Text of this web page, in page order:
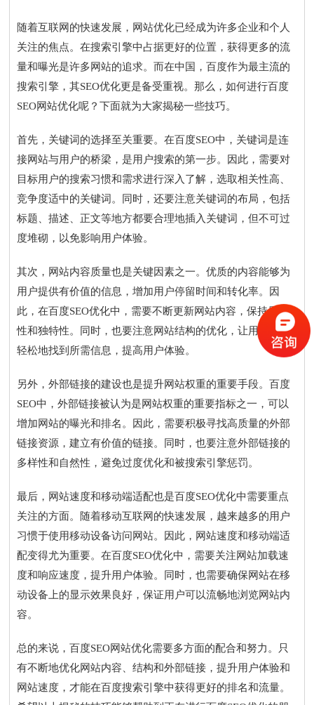
随着互联网的快速发展，网站优化已经成为许多企业和个人
关注的焦点。在搜索引擎中占据更好的位置，获得更多的流
量和曝光是许多网站的追求。而在中国，百度作为最主流的
搜索引擎，其SEO优化更是备受重视。那么，如何进行百度
SEO网站优化呢？下面就为大家揭秘一些技巧。
首先，关键词的选择至关重要。在百度SEO中，关键词是连
接网站与用户的桥梁，是用户搜索的第一步。因此，需要对
目标用户的搜索习惯和需求进行深入了解，选取相关性高、
竞争度适中的关键词。同时，还要注意关键词的布局，包括
标题、描述、正文等地方都要合理地插入关键词，但不可过
度堆砌，以免影响用户体验。
其次，网站内容质量也是关键因素之一。优质的内容能够为
用户提供有价值的信息，增加用户停留时间和转化率。因
此，在百度SEO优化中，需要不断更新网站内容，保持原创
性和独特性。同时，也要注意网站结构的优化，让用户能够
轻松地找到所需信息，提高用户体验。
另外，外部链接的建设也是提升网站权重的重要手段。百度
SEO中，外部链接被认为是网站权重的重要指标之一，可以
增加网站的曝光和排名。因此，需要积极寻找高质量的外部
链接资源，建立有价值的链接。同时，也要注意外部链接的
多样性和自然性，避免过度优化和被搜索引擎惩罚。
最后，网站速度和移动端适配也是百度SEO优化中需要重点
关注的方面。随着移动互联网的快速发展，越来越多的用户
习惯于使用移动设备访问网站。因此，网站速度和移动端适
配变得尤为重要。在百度SEO优化中，需要关注网站加载速
度和响应速度，提升用户体验。同时，也需要确保网站在移
动设备上的显示效果良好，保证用户可以流畅地浏览网站内
容。
总的来说，百度SEO网站优化需要多方面的配合和努力。只
有不断地优化网站内容、结构和外部链接，提升用户体验和
网站速度，才能在百度搜索引擎中获得更好的排名和流量。